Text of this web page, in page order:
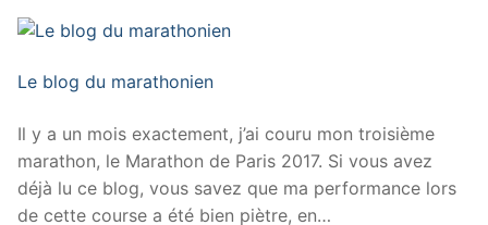
Le blog du marathonien
Il y a un mois exactement, j’ai couru mon troisième
marathon, le Marathon de Paris 2017. Si vous avez
déjà lu ce blog, vous savez que ma performance lors
de cette course a été bien piètre, en…